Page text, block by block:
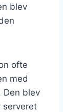
blev
ofte
med
Den blev
serveret